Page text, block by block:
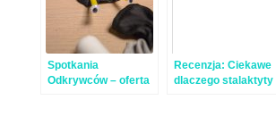
Spotkania
Odkrywców – oferta
Recenzja: Ciekawe
dlaczego stalaktyty